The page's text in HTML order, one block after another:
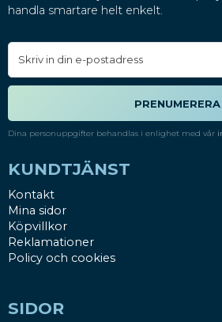
handla smartare helt enkelt.
PRENUMERERA
Dina personuppgifter behandlas i enlighet med vår
KUNDTJÄNST
Kontakt
Mina sidor
Köpvillkor
Reklamationer
Policy och cookies
SIDOR